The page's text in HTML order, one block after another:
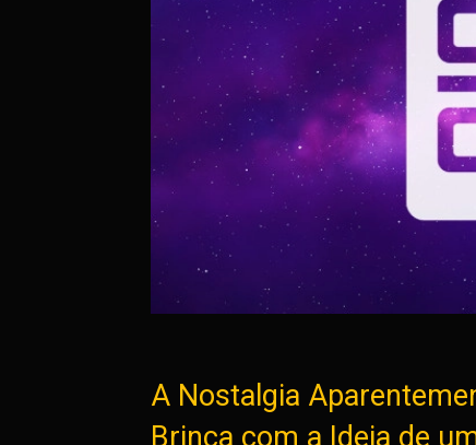
A Nostalgia
Brinca com a Ideia de